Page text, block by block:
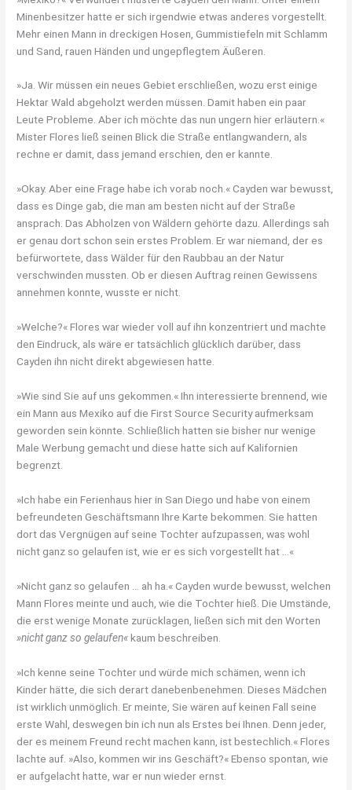
Minenbesitzer hatte er sich irgendwie etwas anderes vorgestellt.
Mehr einen Mann in dreckigen Hosen, Gummistiefeln mit Schlamm
und Sand, rauen Händen und ungepflegtem Äußeren.
»Ja. Wir müssen ein neues Gebiet erschließen, wozu erst einige
Hektar Wald abgeholzt werden müssen. Damit haben ein paar
Leute Probleme. Aber ich möchte das nun ungern hier erläutern.«
Mister Flores ließ seinen Blick die Straße entlangwandern, als
rechne er damit, dass jemand erschien, den er kannte.
»Okay. Aber eine Frage habe ich vorab noch.« Cayden war bewusst,
dass es Dinge gab, die man am besten nicht auf der Straße
ansprach. Das Abholzen von Wäldern gehörte dazu. Allerdings sah
er genau dort schon sein erstes Problem. Er war niemand, der es
befürwortete, dass Wälder für den Raubbau an der Natur
verschwinden mussten. Ob er diesen Auftrag reinen Gewissens
annehmen konnte, wusste er nicht.
»Welche?« Flores war wieder voll auf ihn konzentriert und machte
den Eindruck, als wäre er tatsächlich glücklich darüber, dass
Cayden ihn nicht direkt abgewiesen hatte.
»Wie sind Sie auf uns gekommen.« Ihn interessierte brennend, wie
ein Mann aus Mexiko auf die First Source Security aufmerksam
geworden sein könnte. Schließlich hatten sie bisher nur wenige
Male Werbung gemacht und diese hatte sich auf Kalifornien
begrenzt.
»Ich habe ein Ferienhaus hier in San Diego und habe von einem
befreundeten Geschäftsmann Ihre Karte bekommen. Sie hatten
dort das Vergnügen auf seine Tochter aufzupassen, was wohl
nicht ganz so gelaufen ist, wie er es sich vorgestellt hat …«
»Nicht ganz so gelaufen … ah ha.« Cayden wurde bewusst, welchen
Mann Flores meinte und auch, wie die Tochter hieß. Die Umstände,
die erst wenige Monate zurücklagen, ließen sich mit den Worten
»nicht ganz so gelaufen«kaum beschreiben.
»Ich kenne seine Tochter und würde mich schämen, wenn ich
Kinder hätte, die sich derart danebenbenehmen. Dieses Mädchen
ist wirklich unmöglich. Er meinte, Sie wären auf keinen Fall seine
erste Wahl, deswegen bin ich nun als Erstes bei Ihnen. Denn jeder,
der es meinem Freund recht machen kann, ist bestechlich.« Flores
lachte auf. »Also, kommen wir ins Geschäft?« Ebenso spontan, wie
er aufgelacht hatte, war er nun wieder ernst.